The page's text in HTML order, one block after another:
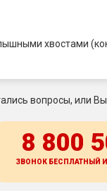
хвостами
вопросы, или
8 800
ЗВОНОК БЕСПЛАТНЫЙ